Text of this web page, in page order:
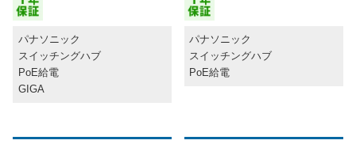
パナソニック
スイッチングハブ
PoE給電
GIGA
パナソニック
スイッチングハブ
PoE給電